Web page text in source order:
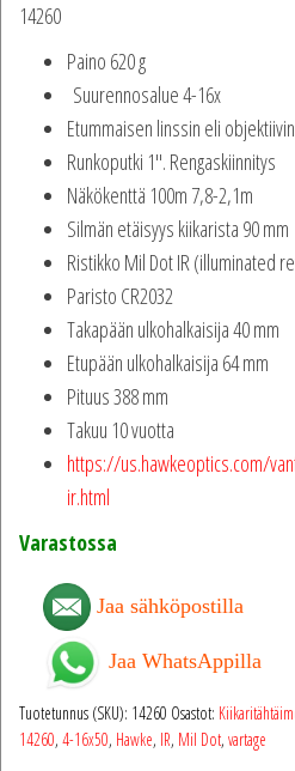
14260
Paino 620 g
Suurennosalue 4-16x
Etummaisen linssin eli
Runkoputki 1″. Rengaskiinnitys
Näkökenttä 100m 7,8-2,1m
Silmän etäisyys kiikarista 90 mm
Ristikko Mil Dot IR (illuminated
Paristo CR2032
Takapään ulkohalkaisija 40 mm
Etupään ulkohalkaisija 64 mm
Pituus 388 mm
Takuu 10 vuotta
https://us.hawkeoptics.com/
ir.html
Varastossa
Jaa sähköpostilla
Jaa WhatsAppilla
Tuotetunnus (SKU): 14260 Osastot:
14260, 4-16x50, Hawke, IR, Mil Dot, vartage